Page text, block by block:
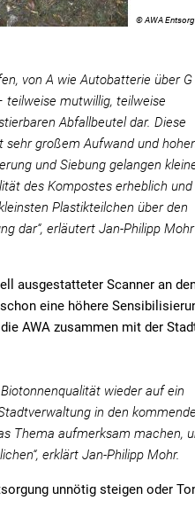
© AWA
von A wie Autobatterie über G
teilweise mutwillig, teilweise
Abfallbeutel dar. Diese
großem Aufwand und
und Siebung gelangen
des Kompostes erheblich und
Plastikteilchen über den
dar“, erläutert Jan-Philipp
ausgestatteter Scanner an
eine höhere
AWA zusammen mit der
wieder auf ein
in den
Thema aufmerksam machen,
erklärt Jan-Philipp Mohr.
unnötig steigen oder